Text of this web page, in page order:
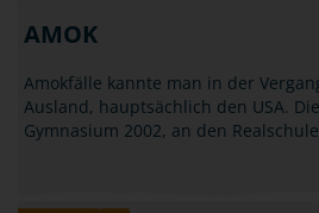
AMOK
Amokfälle kannte man in der
Ausland, hauptsächlich den USA.
Gymnasium 2002, an den